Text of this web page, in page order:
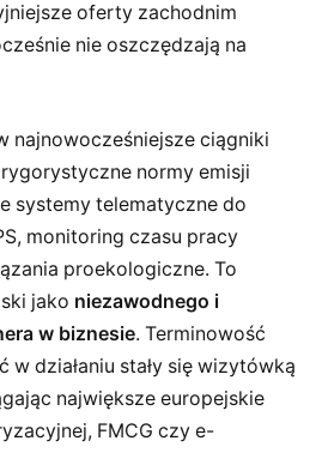
oferty zachodnim
nie oszczędzają na
najnowocześniejsze ciągniki
rygorystyczne normy emisji
systemy telematyczne do
monitoring czasu pracy
proekologiczne. To
jako niezawodnego i
w biznesie. Terminowość
działaniu stały się wizytówką
największe europejskie
FMCG czy e-